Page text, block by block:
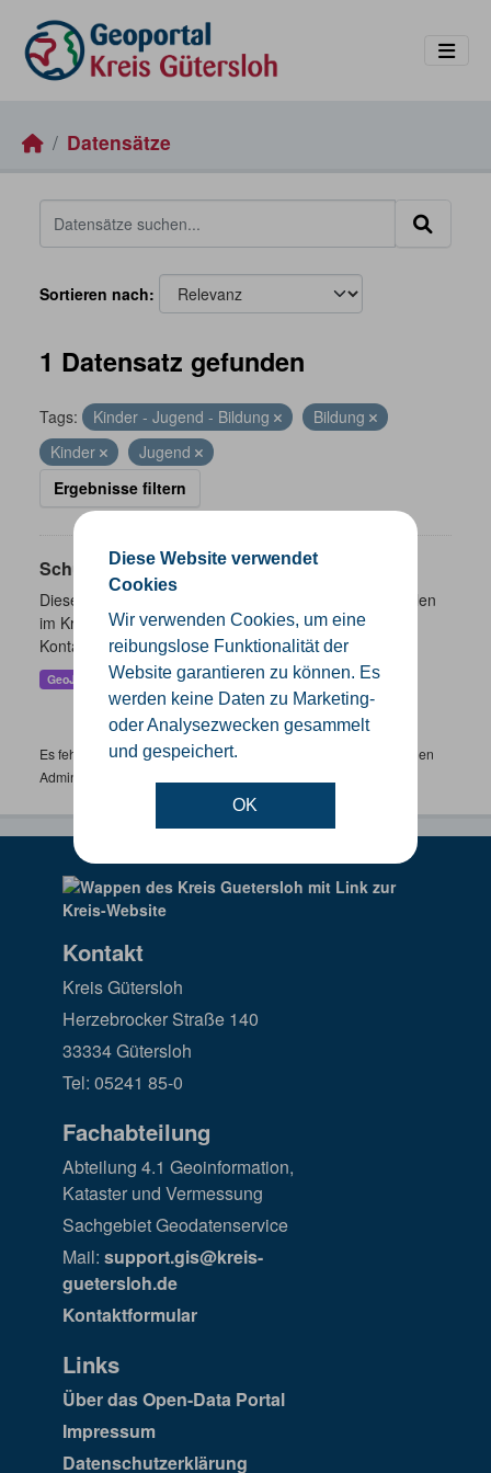
Diese Website verwendet
Cookies
Wir verwenden Cookies, um eine
reibungslose Funktionalität der
Website garantieren zu können. Es
werden keine Daten zu Marketing-
oder Analysezwecken gesammelt
und gespeichert.
OK
Datensätze
Sortieren nach
1 Datensatz gefunden
Tags: Kinder - Jugend - Bildung
Bildung
Kinder
Jugend
Ergebnisse filtern
Schulen
Dieser Datensatz beinhaltet eine Darstellung der Schulen
im Kreis Gütersloh mit Angaben zu Schulform,
Kontaktmöglichkeiten, Pausenzeiten und Schulträger.
GeoJSON SHP
Es fehlen spezifische Datensätze? Wenden Sie sich bitte an einen
Administrator unter:
Kontakt
Kreis Gütersloh
Herzebrocker Straße 140
33334 Gütersloh
Tel: 05241 85-0
Fachabteilung
Abteilung 4.1 Geoinformation,
Kataster und Vermessung
Sachgebiet Geodatenservice
Mail: support.gis@kreis-
guetersloh.de
Kontaktformular
Links
Über das Open-Data Portal
Impressum
Datenschutzerklärung